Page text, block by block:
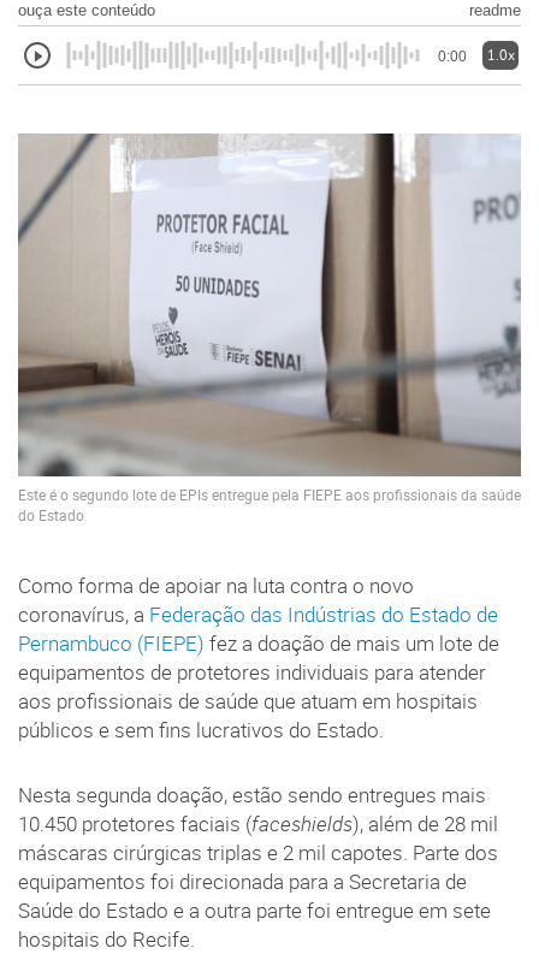
ouça este conteúdo readme
0:00 1.0x
Este é o segundo lote de EPIs entregue pela FIEPE aos profissionais da saúde
do Estado
Como forma de apoiar na luta contra o novo
coronavírus, a Federação das Indústrias do Estado de
Pernambuco (FIEPE) fez a doação de mais um lote de
equipamentos de protetores individuais para atender
aos profissionais de saúde que atuam em hospitais
públicos e sem fins lucrativos do Estado.
Nesta segunda doação, estão sendo entregues mais
10.450 protetores faciais (faceshields), além de 28 mil
máscaras cirúrgicas triplas e 2 mil capotes. Parte dos
equipamentos foi direcionada para a Secretaria de
Saúde do Estado e a outra parte foi entregue em sete
hospitais do Recife.